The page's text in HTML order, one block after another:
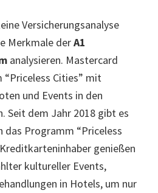
Versicherungsanalyse
Merkmale derA1
analysieren. Mastercard
Cities” mit
und Events in den
Seit dem Jahr 2018 gibt es
das Programm “Priceless
genießen
kultureller Events,
in Hotels, um nur